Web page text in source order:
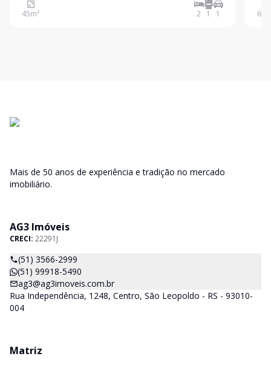
meio ao comércio local. Agende a sua visita! Valores
sujeitos a alteração sem aviso prévio
45m² 2 1 1 62
Mais de 50 anos de experiência e tradição no mercado
imobiliário.
AG3 Imóveis
CRECI: 22291J
(51) 3566-2999
(51) 99918-5490
ag3@ag3imoveis.com.br
Rua Independência, 1248, Centro, São Leopoldo - RS - 93010-
004
Matriz